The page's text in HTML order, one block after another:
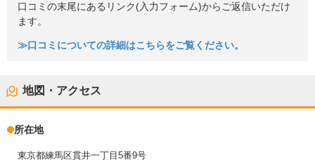
口コミの末尾にあるリンク(入力フォーム)からご返信いただけ
ます。
≫口コミについての詳細はこちらをご覧ください。
地図・アクセス
所在地
東京都練馬区貫井一丁目5番9号